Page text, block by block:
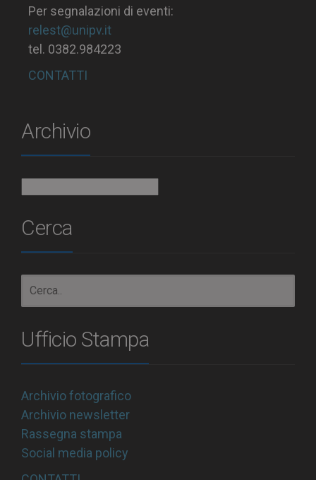
Per segnalazioni di eventi:
relest@unipv.it
tel. 0382.984223
CONTATTI
Archivio
Cerca
Ufficio Stampa
Archivio fotografico
Archivio newsletter
Rassegna stampa
Social media policy